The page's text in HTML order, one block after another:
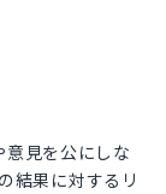
見を公にしな
結果に対するリ